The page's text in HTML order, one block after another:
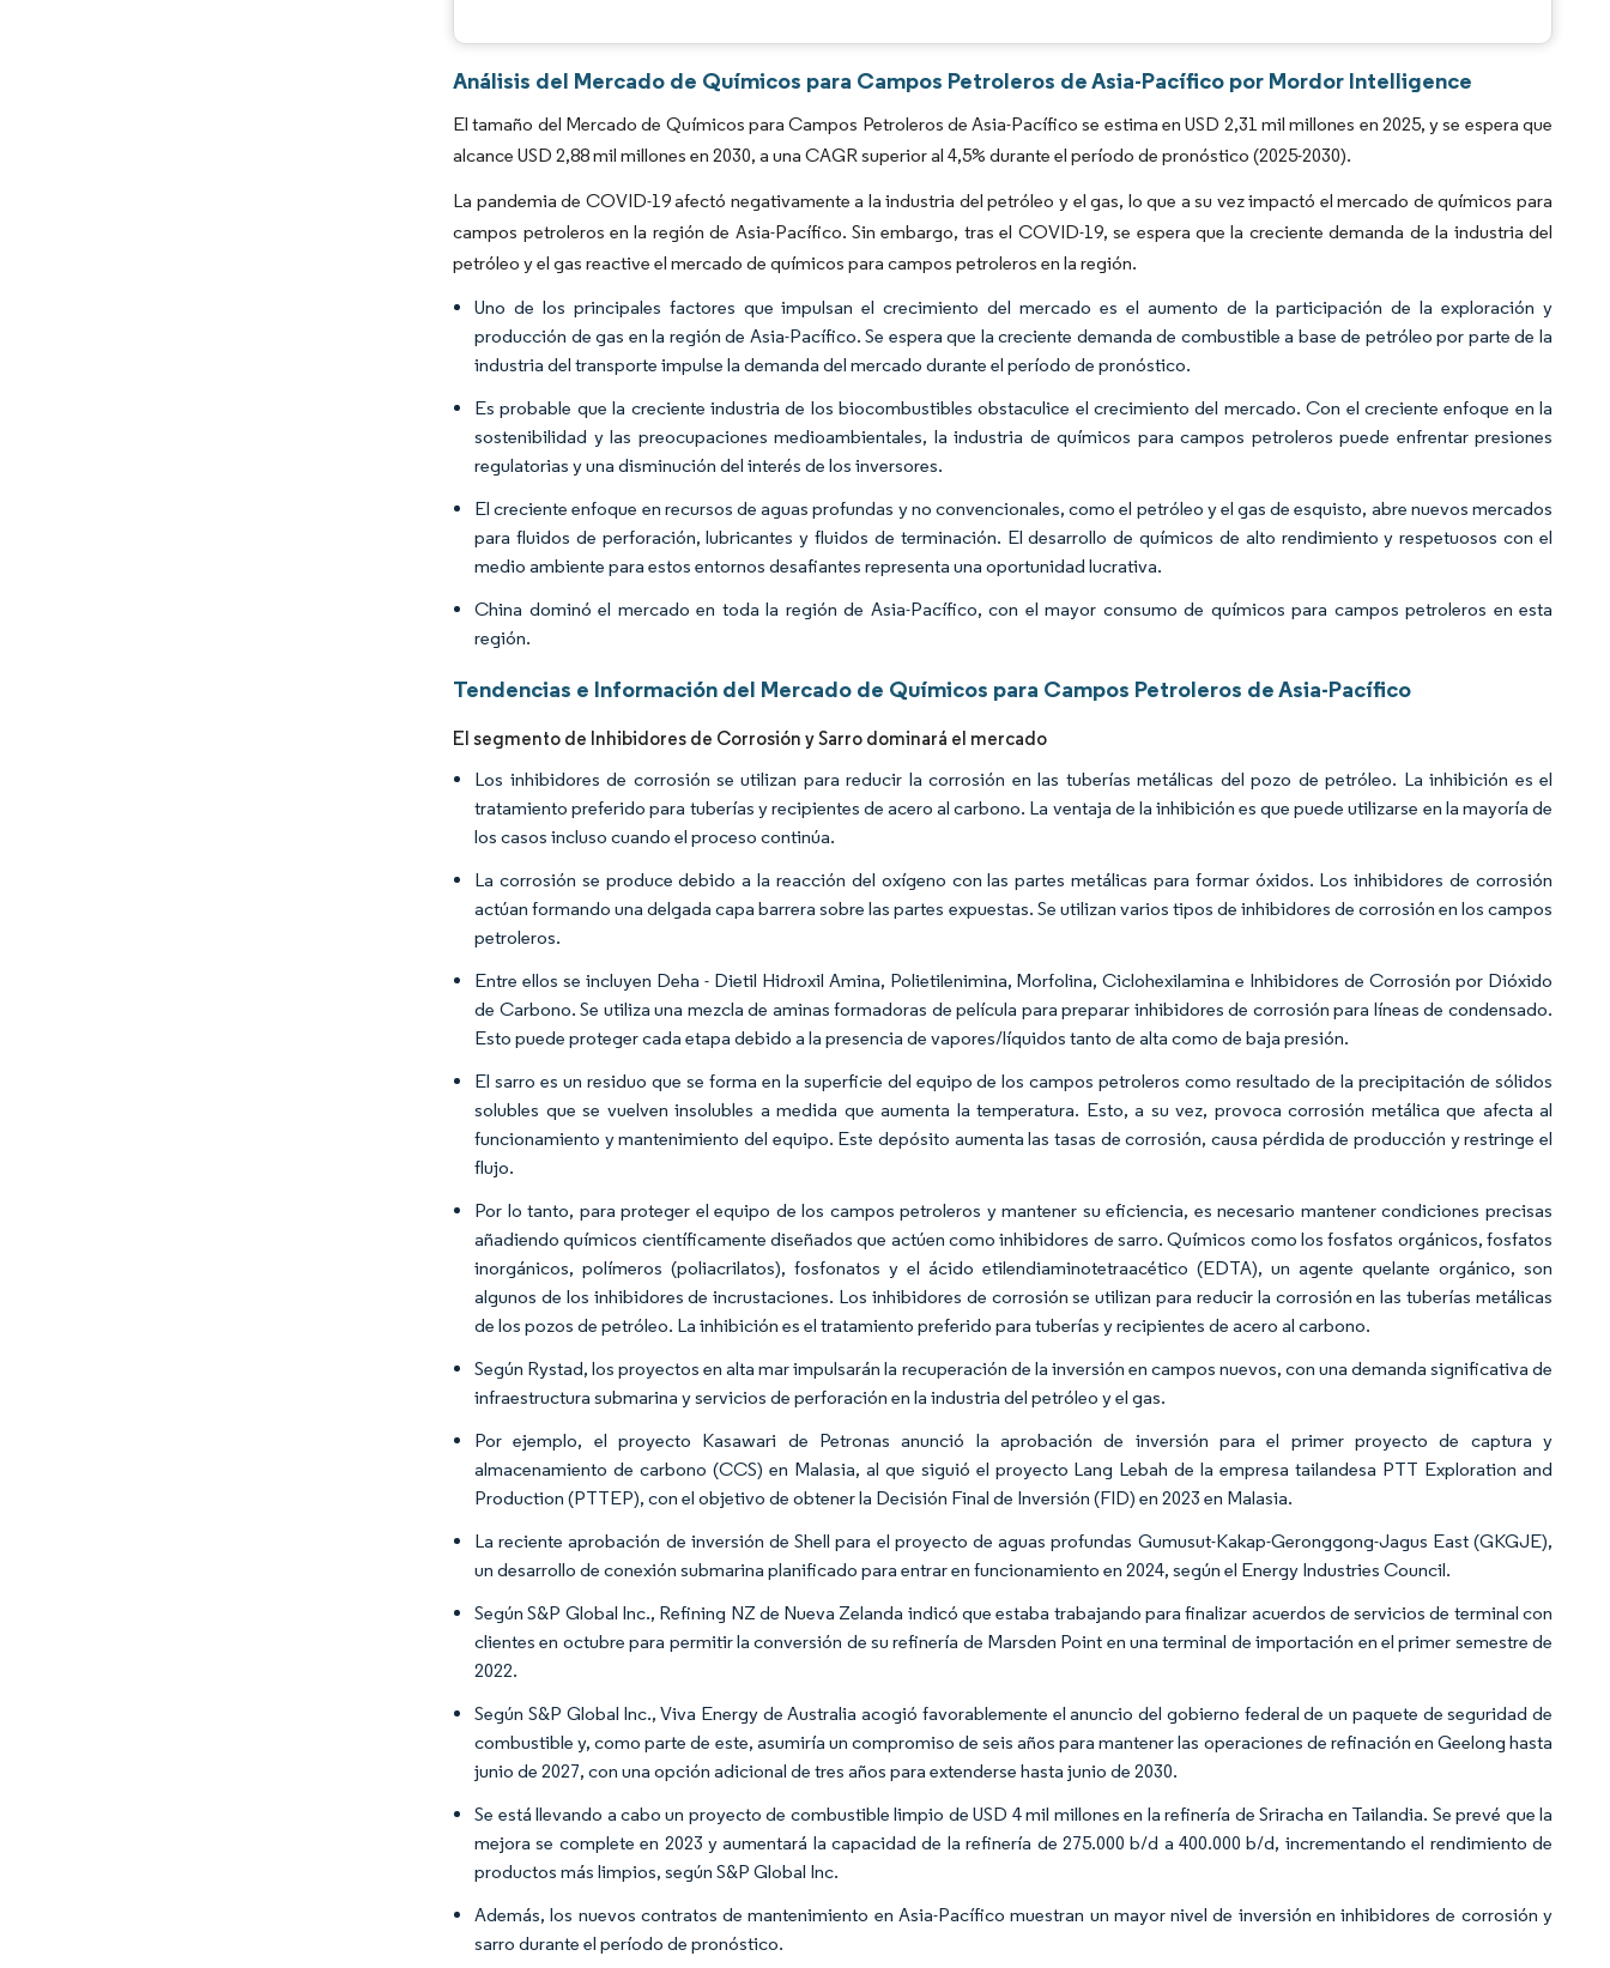
Análisis del Mercado de Químicos para Campos Petroleros de Asia-Pacífico por Mordor Intelligence
El tamaño del Mercado de Químicos para Campos Petroleros de Asia-Pacífico se estima en USD 2,31 mil millones en 2025, y se espera que
alcance USD 2,88 mil millones en 2030, a una CAGR superior al 4,5% durante el período de pronóstico (2025-2030).
La pandemia de COVID-19 afectó negativamente a la industria del petróleo y el gas, lo que a su vez impactó el mercado de químicos para
campos petroleros en la región de Asia-Pacífico. Sin embargo, tras el COVID-19, se espera que la creciente demanda de la industria del
petróleo y el gas reactive el mercado de químicos para campos petroleros en la región.
Uno de los principales factores que impulsan el crecimiento del mercado es el aumento de la participación de la exploración y
producción de gas en la región de Asia-Pacífico. Se espera que la creciente demanda de combustible a base de petróleo por parte de la
industria del transporte impulse la demanda del mercado durante el período de pronóstico.
Es probable que la creciente industria de los biocombustibles obstaculice el crecimiento del mercado. Con el creciente enfoque en la
sostenibilidad y las preocupaciones medioambientales, la industria de químicos para campos petroleros puede enfrentar presiones
regulatorias y una disminución del interés de los inversores.
El creciente enfoque en recursos de aguas profundas y no convencionales, como el petróleo y el gas de esquisto, abre nuevos mercados
para fluidos de perforación, lubricantes y fluidos de terminación. El desarrollo de químicos de alto rendimiento y respetuosos con el
medio ambiente para estos entornos desafiantes representa una oportunidad lucrativa.
China dominó el mercado en toda la región de Asia-Pacífico, con el mayor consumo de químicos para campos petroleros en esta
región.
Tendencias e Información del Mercado de Químicos para Campos Petroleros de Asia-Pacífico
El segmento de Inhibidores de Corrosión y Sarro dominará el mercado
Los inhibidores de corrosión se utilizan para reducir la corrosión en las tuberías metálicas del pozo de petróleo. La inhibición es el
tratamiento preferido para tuberías y recipientes de acero al carbono. La ventaja de la inhibición es que puede utilizarse en la mayoría de
los casos incluso cuando el proceso continúa.
La corrosión se produce debido a la reacción del oxígeno con las partes metálicas para formar óxidos. Los inhibidores de corrosión
actúan formando una delgada capa barrera sobre las partes expuestas. Se utilizan varios tipos de inhibidores de corrosión en los campos
petroleros.
Entre ellos se incluyen Deha - Dietil Hidroxil Amina, Polietilenimina, Morfolina, Ciclohexilamina e Inhibidores de Corrosión por Dióxido
de Carbono. Se utiliza una mezcla de aminas formadoras de película para preparar inhibidores de corrosión para líneas de condensado.
Esto puede proteger cada etapa debido a la presencia de vapores/líquidos tanto de alta como de baja presión.
El sarro es un residuo que se forma en la superficie del equipo de los campos petroleros como resultado de la precipitación de sólidos
solubles que se vuelven insolubles a medida que aumenta la temperatura. Esto, a su vez, provoca corrosión metálica que afecta al
funcionamiento y mantenimiento del equipo. Este depósito aumenta las tasas de corrosión, causa pérdida de producción y restringe el
flujo.
Por lo tanto, para proteger el equipo de los campos petroleros y mantener su eficiencia, es necesario mantener condiciones precisas
añadiendo químicos científicamente diseñados que actúen como inhibidores de sarro. Químicos como los fosfatos orgánicos, fosfatos
inorgánicos, polímeros (poliacrilatos), fosfonatos y el ácido etilendiaminotetraacético (EDTA), un agente quelante orgánico, son
algunos de los inhibidores de incrustaciones. Los inhibidores de corrosión se utilizan para reducir la corrosión en las tuberías metálicas
de los pozos de petróleo. La inhibición es el tratamiento preferido para tuberías y recipientes de acero al carbono.
Según Rystad, los proyectos en alta mar impulsarán la recuperación de la inversión en campos nuevos, con una demanda significativa de
infraestructura submarina y servicios de perforación en la industria del petróleo y el gas.
Por ejemplo, el proyecto Kasawari de Petronas anunció la aprobación de inversión para el primer proyecto de captura y
almacenamiento de carbono (CCS) en Malasia, al que siguió el proyecto Lang Lebah de la empresa tailandesa PTT Exploration and
Production (PTTEP), con el objetivo de obtener la Decisión Final de Inversión (FID) en 2023 en Malasia.
La reciente aprobación de inversión de Shell para el proyecto de aguas profundas Gumusut-Kakap-Geronggong-Jagus East (GKGJE),
un desarrollo de conexión submarina planificado para entrar en funcionamiento en 2024, según el Energy Industries Council.
Según S&P Global Inc., Refining NZ de Nueva Zelanda indicó que estaba trabajando para finalizar acuerdos de servicios de terminal con
clientes en octubre para permitir la conversión de su refinería de Marsden Point en una terminal de importación en el primer semestre de
2022.
Según S&P Global Inc., Viva Energy de Australia acogió favorablemente el anuncio del gobierno federal de un paquete de seguridad de
combustible y, como parte de este, asumiría un compromiso de seis años para mantener las operaciones de refinación en Geelong hasta
junio de 2027, con una opción adicional de tres años para extenderse hasta junio de 2030.
Se está llevando a cabo un proyecto de combustible limpio de USD 4 mil millones en la refinería de Sriracha en Tailandia. Se prevé que la
mejora se complete en 2023 y aumentará la capacidad de la refinería de 275.000 b/d a 400.000 b/d, incrementando el rendimiento de
productos más limpios, según S&P Global Inc.
Además, los nuevos contratos de mantenimiento en Asia-Pacífico muestran un mayor nivel de inversión en inhibidores de corrosión y
sarro durante el período de pronóstico.